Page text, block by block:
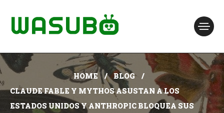
HOME
BLOG
CLAUDE FABLE Y MYTHOS ASUSTAN A LOS
ESTADOS UNIDOS Y ANTHROPIC BLOQUEA SUS